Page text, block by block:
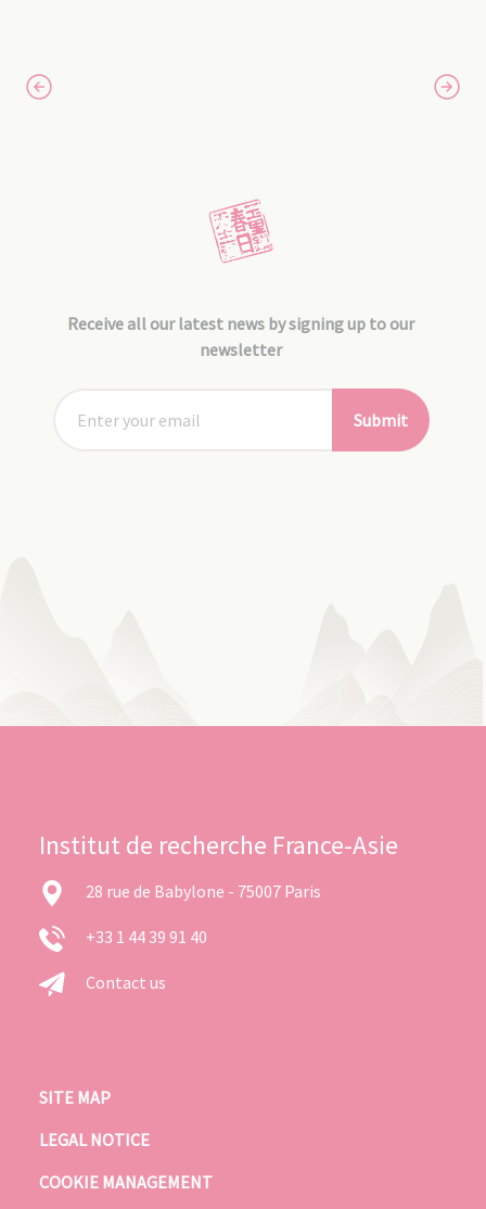
Receive all our latest news by signing up to our
newsletter
Submit
Institut de recherche France-Asie
28 rue de Babylone - 75007 Paris
+33 1 44 39 91 40
Contact us
SITE MAP
LEGAL NOTICE
COOKIE MANAGEMENT